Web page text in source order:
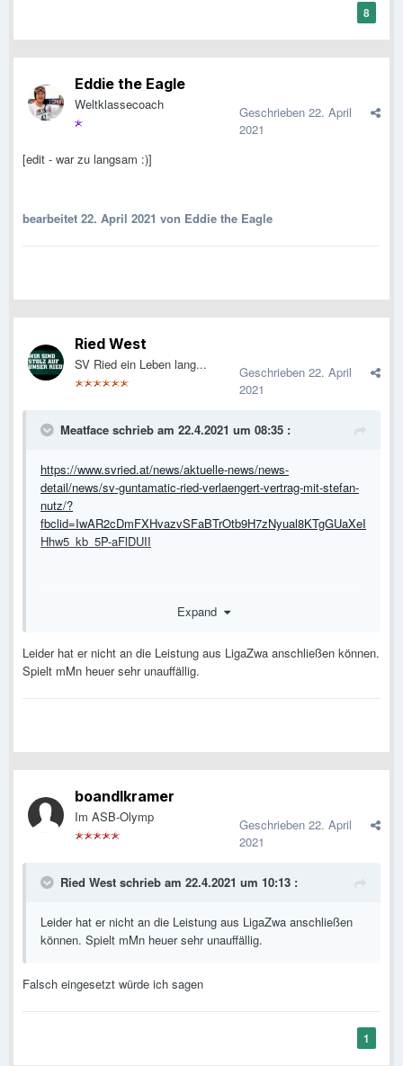
8
Eddie the Eagle
Weltklassecoach Geschrieben 22. April
2021
[edit - war zu langsam :)]
bearbeitet 22. April 2021 von Eddie the Eagle
Ried West
SV Ried ein Leben lang... Geschrieben 22. April
2021
Meatface schrieb am 22.4.2021 um 08:35 :
https://www.svried.at/news/aktuelle-news/news-
detail/news/sv-guntamatic-ried-verlaengert-vertrag-mit-stefan-
nutz/?
fbclid=IwAR2cDmFXHvazvSFaBTrOtb9H7zNyual8KTgGUaXeI
Hhw5_kb_5P-aFlDUII
Expand
Leider hat er nicht an die Leistung aus LigaZwa anschließen können.
Spielt mMn heuer sehr unauffällig.
boandlkramer
Im ASB-Olymp Geschrieben 22. April
2021
Ried West schrieb am 22.4.2021 um 10:13 :
Leider hat er nicht an die Leistung aus LigaZwa anschließen
können. Spielt mMn heuer sehr unauffällig.
Falsch eingesetzt würde ich sagen
1